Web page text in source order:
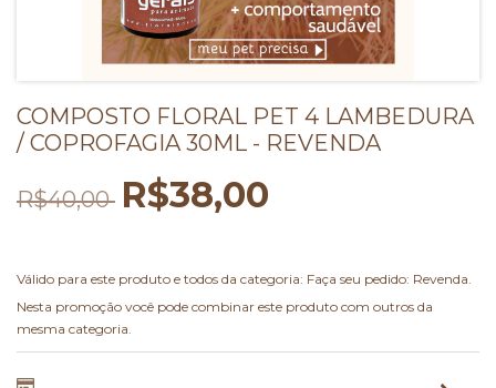
COMPOSTO FLORAL PET 4 LAMBEDURA
/ COPROFAGIA 30ML - REVENDA
R$40,00 R$38,00
Válido para este produto e todos da categoria: Faça seu pedido: Revenda.
Nesta promoção você pode combinar este produto com outros da
mesma categoria.